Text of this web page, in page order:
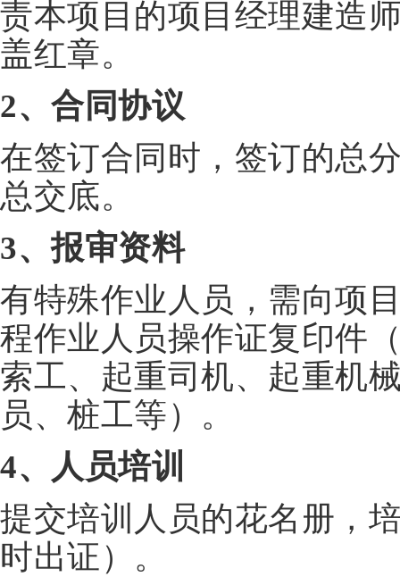
责本项目的项目经理建造
盖红章。
2、合同协议
在签订合同时，签订的总
总交底。
3、报审资料
有特殊作业人员，需向项
程作业人员操作证复印件
索工、起重司机、起重机
员、桩工等）。
4、人员培训
提交培训人员的花名册，
时出证）。